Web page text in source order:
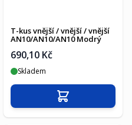
T-kus vnější / vnější / vnější
AN10/AN10/AN10 Modrý
690,10 Kč
Skladem
Přidat do košíku